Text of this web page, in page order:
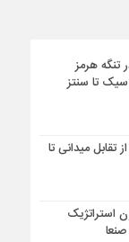
تنگه هرمز
کلاسیک تا سنتز
تقابل میدانی تا
استراتژیک